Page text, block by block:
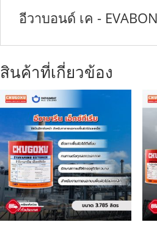
อีวาบอนด์ เค -
สินค้าที่เกี่ยวข้อง